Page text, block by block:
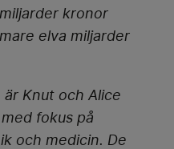
kronor
elva miljarder
Knut och Alice
fokus på
och medicin. De